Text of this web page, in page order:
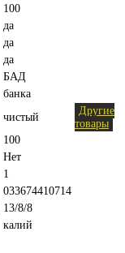
100
да
да
да
БАД
банка
чистый
Другие
товары
100
Нет
1
033674410714
13/8/8
калий